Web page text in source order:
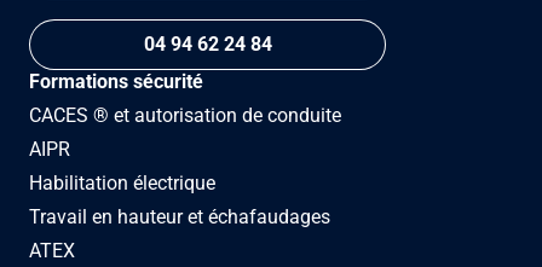
04 94 62 24 84
Formations sécurité
CACES ® et autorisation de conduite
AIPR
Habilitation électrique
Travail en hauteur et échafaudages
ATEX